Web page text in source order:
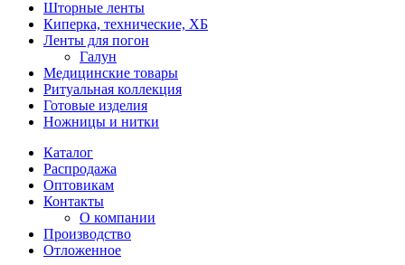
Шторные ленты
Киперка, технические, ХБ
Ленты для погон
Галун
Медицинские товары
Ритуальная коллекция
Готовые изделия
Ножницы и нитки
Каталог
Распродажа
Оптовикам
Контакты
О компании
Производство
Отложенное